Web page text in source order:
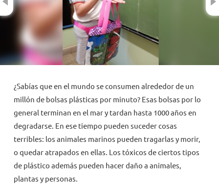
NOVEDADES
TRABAJAR AQUÍ
¿Sabías que en el mundo se consumen alrededor de un
millón de bolsas plásticas por minuto? Esas bolsas por lo
general terminan en el mar y tardan hasta 1000 años en
degradarse. En ese tiempo pueden suceder cosas
terribles: los animales marinos pueden tragarlas y morir,
o quedar atrapados en ellas. Los tóxicos de ciertos tipos
de plástico además pueden hacer daño a animales,
plantas y personas.